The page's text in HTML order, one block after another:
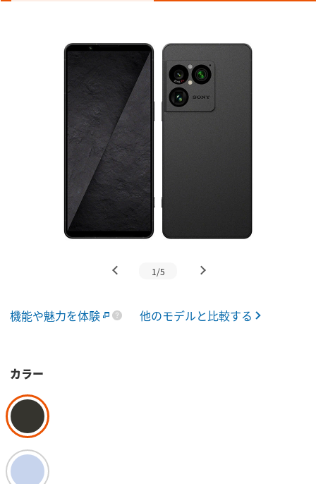
1/5
機能や魅力を体験 他のモデルと比較する
カラー